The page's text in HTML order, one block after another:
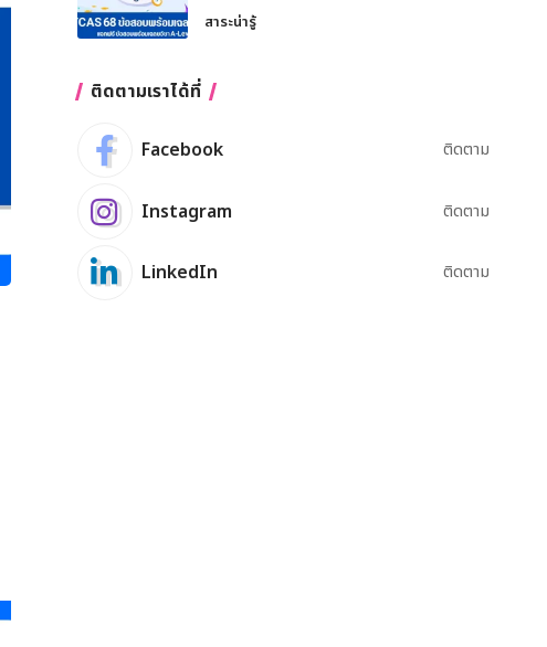
สาระน่ารู้
ติดตามเราได้ที่
Facebook ติดตาม
Instagram ติดตาม
LinkedIn ติดตาม